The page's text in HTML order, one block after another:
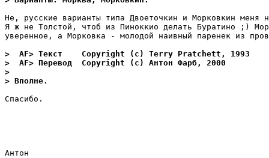
Hе, русские варианты типа Двоеточкин и Морковкин меня
Я ж не Толстой, чтоб из Пиноккио делать Буратино ;)
уверенное, а Морковка - молодой наивный паренек из
>  AF> Текст    Copyright (c) Terry Pratchett, 1993
>  AF> Перевод  Copyright (c) Антон Фарб, 2000
>
> Вполне.
Спасибо.
Антон